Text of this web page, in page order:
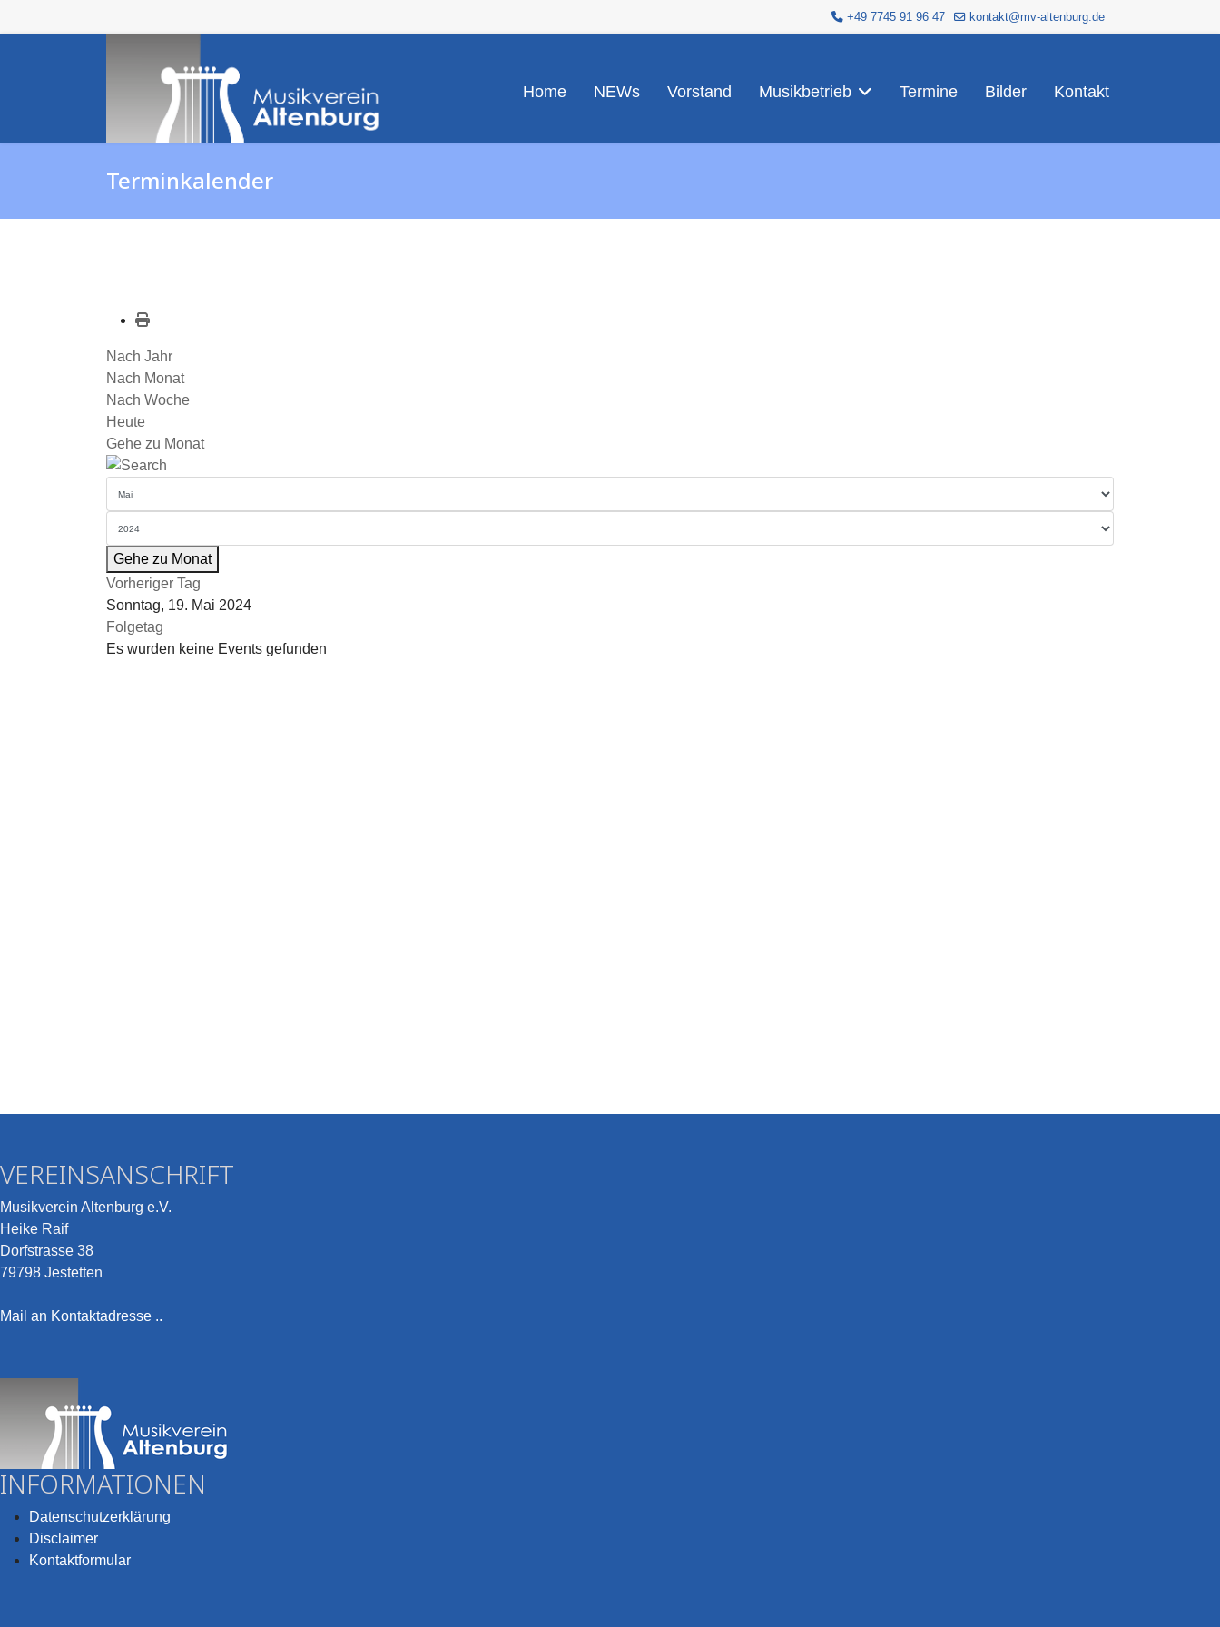
+49 7745 91 96 47 kontakt@mv-altenburg.de
Home NEWs Vorstand Musikbetrieb Termine Bilder Kontakt
Terminkalender
Nach Jahr
Nach Monat
Nach Woche
Heute
Gehe zu Monat
Gehe zu Monat
Vorheriger Tag
Sonntag, 19. Mai 2024
Folgetag
Es wurden keine Events gefunden
VEREINSANSCHRIFT
Musikverein Altenburg e.V.
Heike Raif
Dorfstrasse 38
79798 Jestetten
Mail an Kontaktadresse ..
INFORMATIONEN
Datenschutzerklärung
Disclaimer
Kontaktformular